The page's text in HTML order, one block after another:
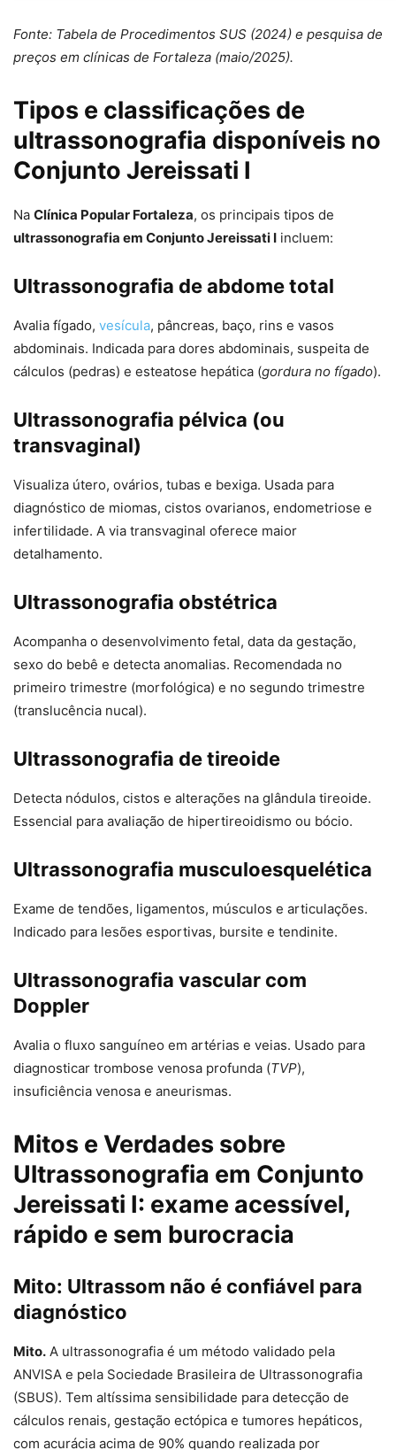
Fonte: Tabela de Procedimentos SUS (2024) e pesquisa de
preços em clínicas de Fortaleza (maio/2025).
Tipos e classificações de
ultrassonografia disponíveis no
Conjunto Jereissati I
Na Clínica Popular Fortaleza, os principais tipos de
ultrassonografia em Conjunto Jereissati I incluem:
Ultrassonografia de abdome total
Avalia fígado, vesícula, pâncreas, baço, rins e vasos
abdominais. Indicada para dores abdominais, suspeita de
cálculos (pedras) e esteatose hepática (gordura no fígado).
Ultrassonografia pélvica (ou
transvaginal)
Visualiza útero, ovários, tubas e bexiga. Usada para
diagnóstico de miomas, cistos ovarianos, endometriose e
infertilidade. A via transvaginal oferece maior
detalhamento.
Ultrassonografia obstétrica
Acompanha o desenvolvimento fetal, data da gestação,
sexo do bebê e detecta anomalias. Recomendada no
primeiro trimestre (morfológica) e no segundo trimestre
(translucência nucal).
Ultrassonografia de tireoide
Detecta nódulos, cistos e alterações na glândula tireoide.
Essencial para avaliação de hipertireoidismo ou bócio.
Ultrassonografia musculoesquelética
Exame de tendões, ligamentos, músculos e articulações.
Indicado para lesões esportivas, bursite e tendinite.
Ultrassonografia vascular com
Doppler
Avalia o fluxo sanguíneo em artérias e veias. Usado para
diagnosticar trombose venosa profunda (TVP),
insuficiência venosa e aneurismas.
Mitos e Verdades sobre
Ultrassonografia em Conjunto
Jereissati I: exame acessível,
rápido e sem burocracia
Mito: Ultrassom não é confiável para
diagnóstico
Mito. A ultrassonografia é um método validado pela
ANVISA e pela Sociedade Brasileira de Ultrassonografia
(SBUS). Tem altíssima sensibilidade para detecção de
cálculos renais, gestação ectópica e tumores hepáticos,
com acurácia acima de 90% quando realizada por